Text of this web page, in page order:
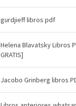
gurdjieff libros pdf
Helena Blavatsky Libros
GRATIS]
Jacobo Grinberg libros